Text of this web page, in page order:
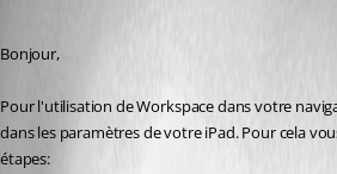
Bonjour,
Pour l'utilisation de Workspace dans votre
dans les paramètres de votre iPad. Pour cela
étapes: